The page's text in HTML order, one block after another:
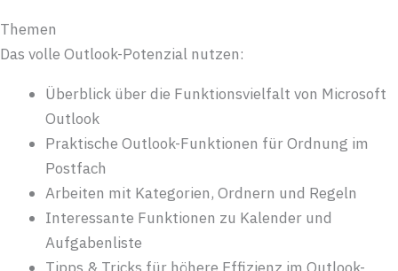
Themen
Das volle Outlook-Potenzial nutzen:
Überblick über die Funktionsvielfalt von Microsoft
Outlook
Praktische Outlook-Funktionen für Ordnung im
Postfach
Arbeiten mit Kategorien, Ordnern und Regeln
Interessante Funktionen zu Kalender und
Aufgabenliste